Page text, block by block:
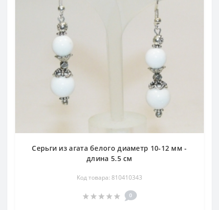
Серьги из агата белого диаметр 10-12 мм -
длина 5.5 см
Код товара: 810410343
0